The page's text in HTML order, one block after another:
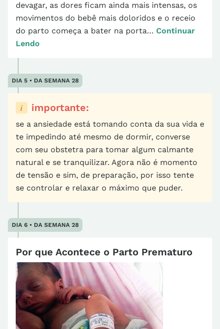
devagar, as dores ficam ainda mais intensas, os
movimentos do bebê mais doloridos e o receio
do parto começa a bater na porta… Continuar
Lendo
DIA 5 • DA SEMANA 28
importante:
se a ansiedade está tomando conta da sua vida e
te impedindo até mesmo de dormir, converse
com seu obstetra para tomar algum calmante
natural e se tranquilizar. Agora não é momento
de tensão e sim, de preparação, por isso tente
se controlar e relaxar o máximo que puder.
DIA 6 • DA SEMANA 28
Por que Acontece o Parto Prematuro